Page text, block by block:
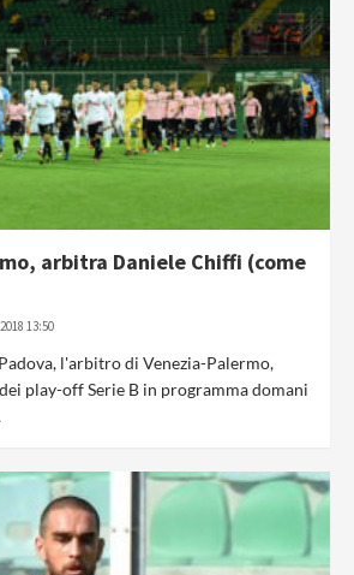
arbitra Daniele Chiffi (come
13:50
l'arbitro di Venezia-Palermo,
play-off Serie B in programma domani